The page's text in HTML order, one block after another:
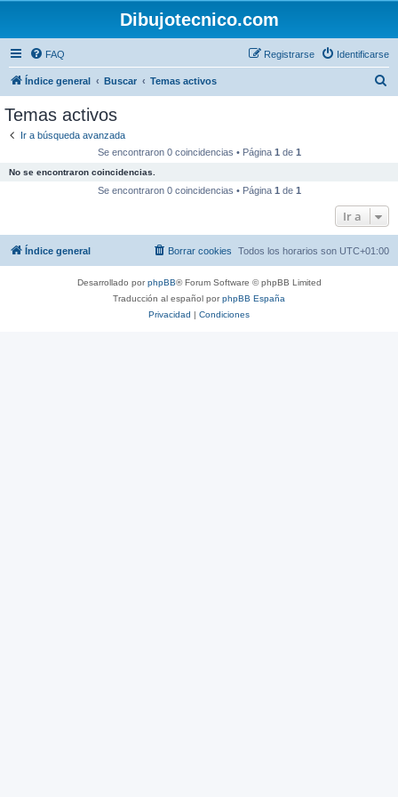
Dibujotecnico.com
FAQ Identificarse
Registrarse
Índice general Buscar Temas activos
Temas activos
Ir a búsqueda avanzada
Se encontraron 0 coincidencias • Página 1 de 1
No se encontraron coincidencias.
Se encontraron 0 coincidencias • Página 1 de 1
Ir a
Índice general Todos los horarios son UTC+01:00
Borrar cookies
Desarrollado porphpBB® Forum Software © phpBB Limited
Traducción al español porphpBB España
Privacidad | Condiciones